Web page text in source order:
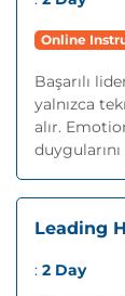
Online
Başarılı
yalnızca
alır.
duygularını
Leading
: 2 Day